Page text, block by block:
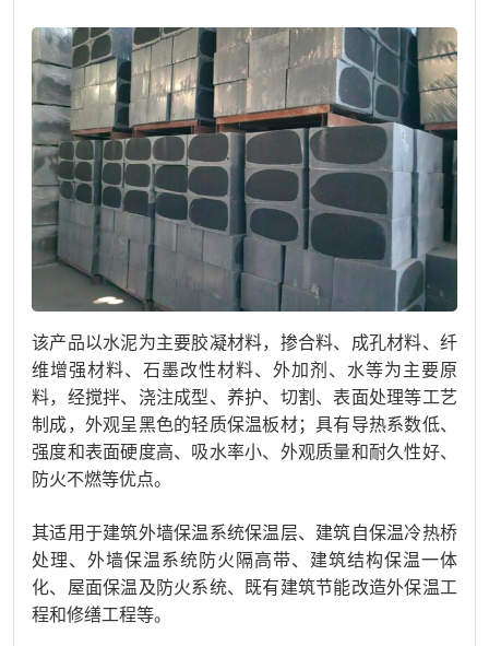
该产品以水泥为主要胶凝材料，掺合料、成孔材料、纤
维增强材料、石墨改性材料、外加剂、水等为主要原
料，经搅拌、浇注成型、养护、切割、表面处理等工艺
制成，外观呈黑色的轻质保温板材；具有导热系数低、
强度和表面硬度高、吸水率小、外观质量和耐久性好、
防火不燃等优点。
其适用于建筑外墙保温系统保温层、建筑自保温冷热桥
处理、外墙保温系统防火隔高带、建筑结构保温一体
化、屋面保温及防火系统、既有建筑节能改造外保温工
程和修缮工程等。